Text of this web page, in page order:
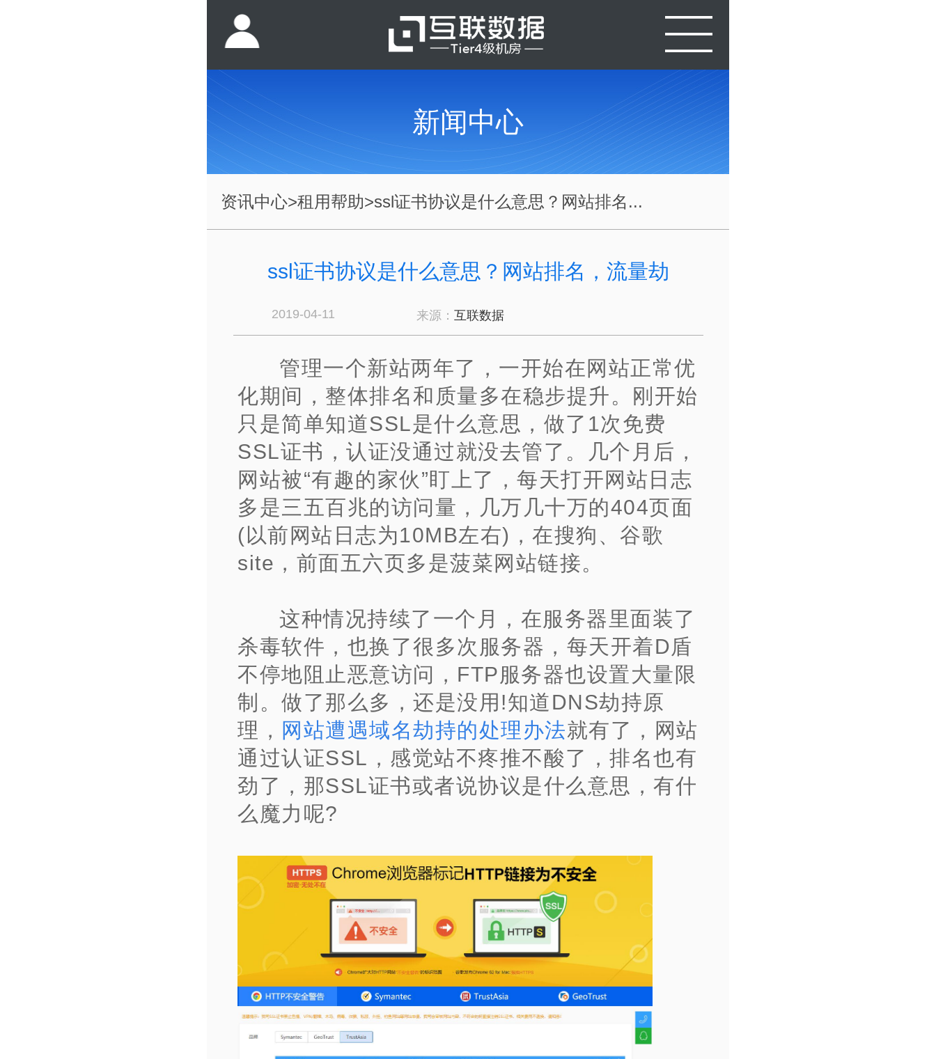
新闻中心
资讯中心>租用帮助>ssl证书协议是什么意思？网站排名...
ssl证书协议是什么意思？网站排名，流量劫
2019-04-11 来源： 互联数据
管理一个新站两年了，一开始在网站正常优
化期间，整体排名和质量多在稳步提升。刚开始
只是简单知道SSL是什么意思，做了1次免费
SSL证书，认证没通过就没去管了。几个月后，
网站被“有趣的家伙”盯上了，每天打开网站日志
多是三五百兆的访问量，几万几十万的404页面
(以前网站日志为10MB左右)，在搜狗、谷歌
site，前面五六页多是菠菜网站链接。
这种情况持续了一个月，在服务器里面装了
杀毒软件，也换了很多次服务器，每天开着D盾
不停地阻止恶意访问，FTP服务器也设置大量限
制。做了那么多，还是没用!知道DNS劫持原
理， 网站遭遇域名劫持的处理办法就有了，网站
通过认证SSL，感觉站不疼推不酸了，排名也有
劲了，那SSL证书或者说协议是什么意思，有什
么魔力呢?